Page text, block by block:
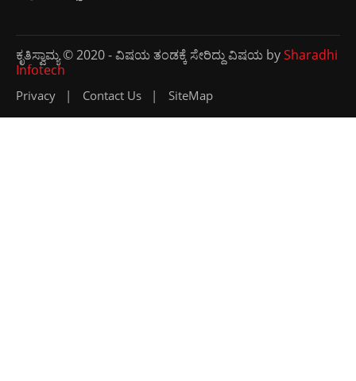
ಕೃತಿಸ್ವಾಮ್ಯ © 2020 - ವಿಷಯ ತಂಡಕ್ಕೆ ಸೇರಿದ್ದು ವಿಷಯ bySharadhi
Infotech
Privacy Contact Us SiteMap